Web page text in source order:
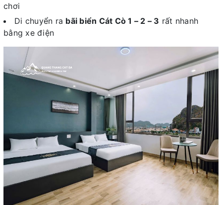
chơi
Di chuyển ra bãi biển Cát Cò 1 – 2 – 3 rất nhanh
bằng xe điện